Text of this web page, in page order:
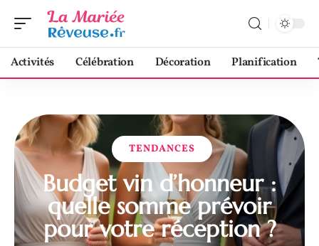
Activités Célébration Décoration Planification
TENDANCES
Budget vin d’honneur :
quelle somme prévoir
pour votre réception ?